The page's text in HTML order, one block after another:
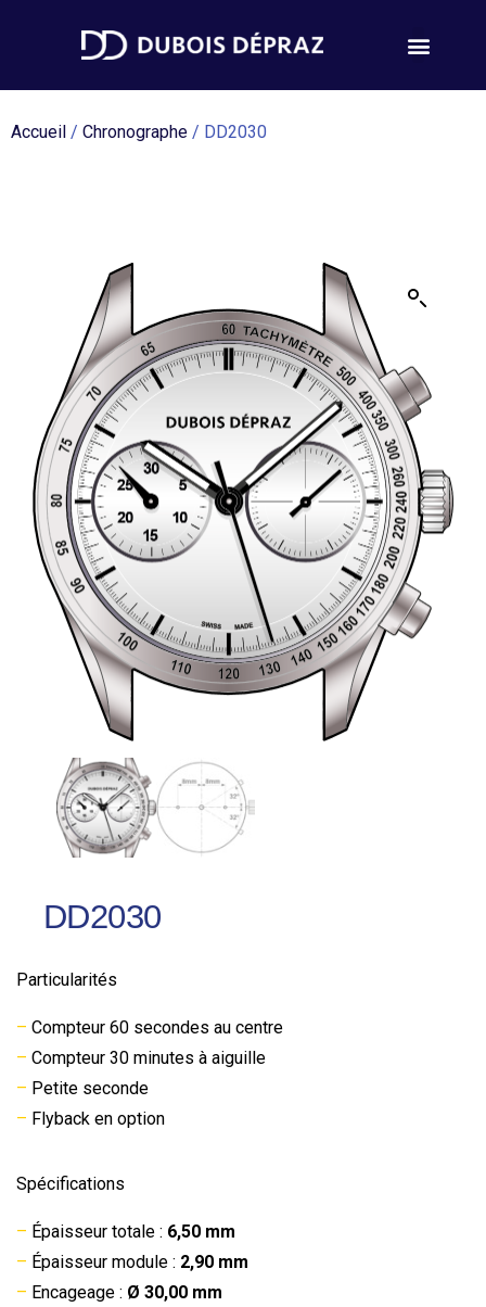
Accueil / Chronographe / DD2030
DD2030
Particularités
– Compteur 60 secondes au centre
– Compteur 30 minutes à aiguille
– Petite seconde
– Flyback en option
Spécifications
– Épaisseur totale : 6,50 mm
– Épaisseur module : 2,90 mm
– Encageage : Ø 30,00 mm